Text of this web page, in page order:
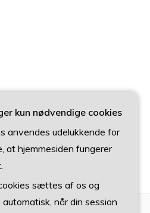
kun nødvendige cookies
anvendes udelukkende for
at hjemmesiden fungerer
sættes af os og
når din session